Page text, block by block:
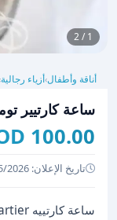
1 / 2
أناقة وأطفال›أزياء رجالية
ساعة كارتيير
100.00 JOD
تاريخ الإعلان: 01/05/2026